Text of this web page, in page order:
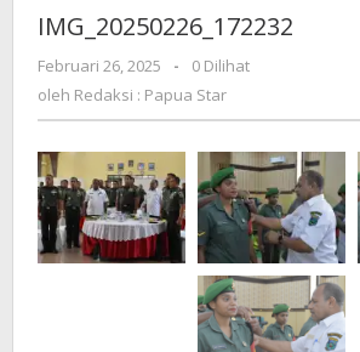
IMG_20250226_172232
Februari 26, 2025
oleh
Redaksi
Star
-
0 Dilihat
oleh Redaksi : Papua Star